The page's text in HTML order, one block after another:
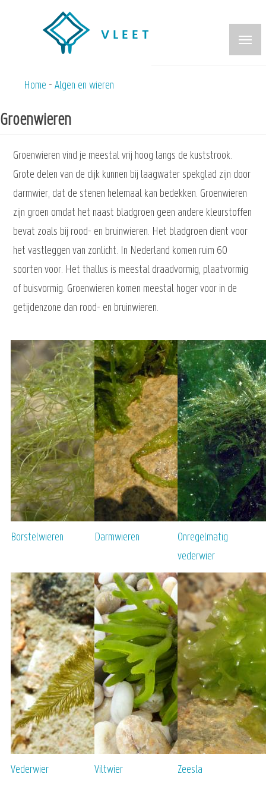
Home Algen en wieren
Groenwieren
Groenwieren vind je meestal vrij hoog langs de kuststrook.
Grote delen van de dijk kunnen bij laagwater spekglad zijn door
darmwier, dat de stenen helemaal kan bedekken. Groenwieren
zijn groen omdat het naast bladgroen geen andere kleurstoffen
bevat zoals bij rood- en bruinwieren. Het bladgroen dient voor
het vastleggen van zonlicht. In Nederland komen ruim 60
soorten voor. Het thallus is meestal draadvormig, plaatvormig
of buisvormig. Groenwieren komen meestal hoger voor in de
getijdenzone dan rood- en bruinwieren.
Borstelwieren Darmwieren
Onregelmatig
vederwier
Vederwier Viltwier Zeesla